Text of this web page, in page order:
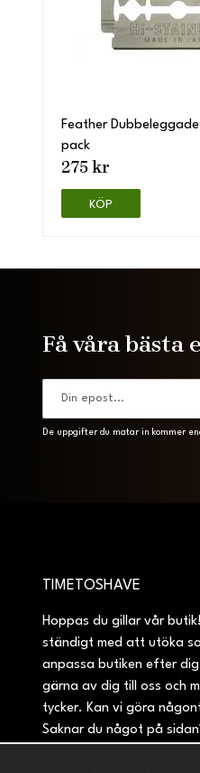
Feather
pack
275 kr
KÖP
Få våra
De uppgifter du matar in kommer
TIMETOSHAVE
Hoppas du gillar vår
ständigt med att utöka
anpassa butiken efter dig
gärna av dig till oss och
tycker. Kan vi göra
Saknar du något på